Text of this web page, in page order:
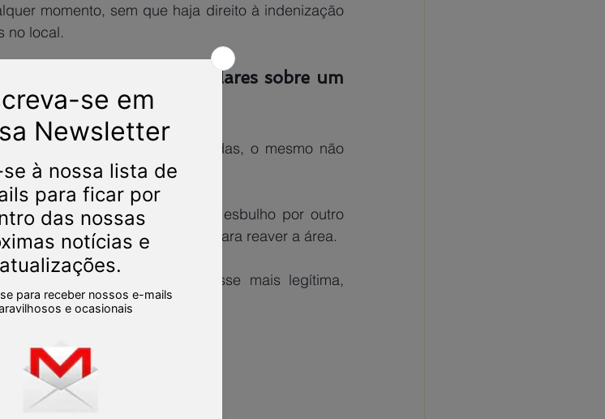
momento, sem que haja direito à indenização
no local.
entre particulares sobre um
o poder público sejam vedadas, o mesmo não
bens públicos.
de reintegração de posse para reaver a área.
bem.